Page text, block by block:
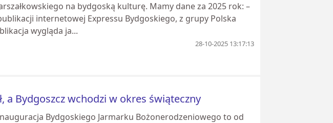
na bydgoską kulturę. Mamy dane za 2025 rok: –
internetowej Expressu Bydgoskiego, z grupy Polska
wygląda ja...
28-10-2025 13:17:13
a Bydgoszcz wchodzi w okres świąteczny
Bydgoskiego Jarmarku Bożonerodzeniowego to od